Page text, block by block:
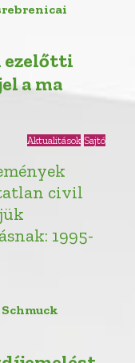
ezelőtti
a ma
Aktualitások Sajtó
civil
1995-